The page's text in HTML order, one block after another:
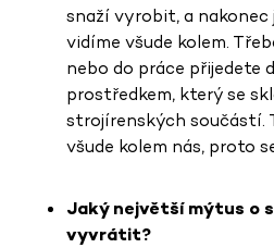
snaží vyrobit, a
vidíme všude kolem.
nebo do práce přijedete
prostředkem, který se
strojírenských součástí.
všude kolem nás, proto
Jaký největší mýtus o
vyvrátit?